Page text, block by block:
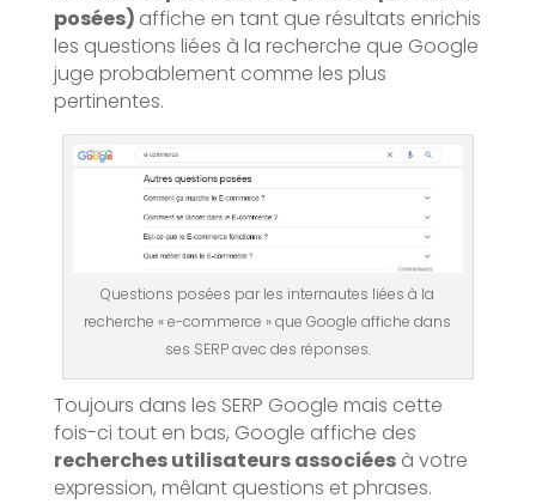
posées) affiche en tant que résultats enrichis
les questions liées à la recherche que Google
juge probablement comme les plus
pertinentes.
Questions posées par les internautes liées à la
recherche « e-commerce » que Google affiche dans
ses SERP avec des réponses.
Toujours dans les SERP Google mais cette
fois-ci tout en bas, Google affiche des
recherches utilisateurs associéesà votre
expression, mêlant questions et phrases.